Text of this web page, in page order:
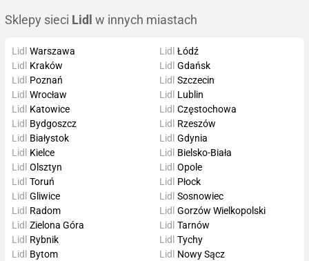
Sklepy sieci Lidl w innych miastach
Lidl Warszawa
Lidl
Kraków
Lidl
Poznań
Lidl Wrocław
Lidl Łódź
Lidl Gdańsk
Lidl Szczecin
Lidl
Lublin
Lidl
Katowice
Lidl
Bydgoszcz
Lidl
Białystok
Lidl
Kielce
Lidl Częstochowa
Lidl
Rzeszów
Lidl Gdynia
Lidl
Bielsko-Biała
Lidl Olsztyn
Lidl Toruń
Lidl Gliwice
Lidl
Radom
Lidl Opole
Lidl
Płock
Lidl Sosnowiec
Lidl Gorzów Wielkopolski
Lidl Zielona Góra
Lidl
Rybnik
Lidl
Bytom
Lidl Tarnów
Lidl Tychy
Lidl
Nowy Sącz